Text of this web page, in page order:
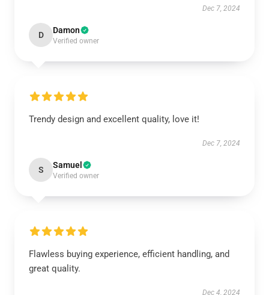
Dec 7, 2024
D Damon
Verified owner
Trendy design and excellent quality, love it!
Dec 7, 2024
S Samuel
Verified owner
Flawless buying experience, efficient handling, and
great quality.
Dec 4, 2024